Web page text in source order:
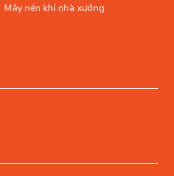
Máy nén khí nhà xưởng